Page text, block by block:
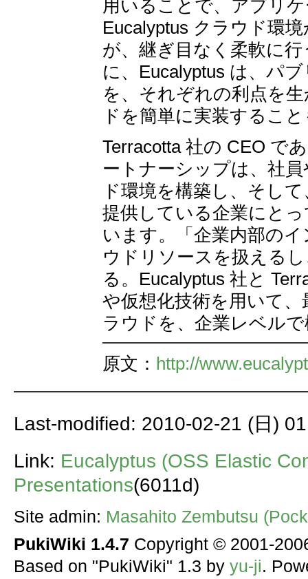
用いることで、アプリ
Eucalyptus クラウド環
が、継ぎ目なく柔軟に
に、Eucalyptus は、パ
を、それぞれの利点を
ドを簡単に実装するこ
Terracotta 社の CEO で
ートナーシップは、社
ド環境を構築し、そし
提供している企業にと
います。「企業内部の
ウドリソースを扱える
る。Eucalyptus 社と
や仮想化技術を用いて
ラウドを、企業レベル
原文： http://
Last-modified: 2010-02-21 (日)
Link: Eucalyptus (OSS Elastic
Presentations(6011d)
Site admin: Masahito Zembutsu
PukiWiki 1.4.7 Copyright © 2001-
Based on "PukiWiki" 1.3 by yu-ji.